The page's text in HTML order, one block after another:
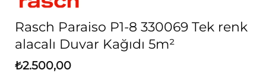
Rasch Paraiso P1-8 330069 Tek renk
alacalı Duvar Kağıdı 5m²
₺2.500,00